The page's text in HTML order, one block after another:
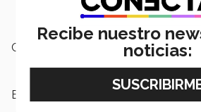
Campus:
Escuelas:
Recibe nuestro
noticias: